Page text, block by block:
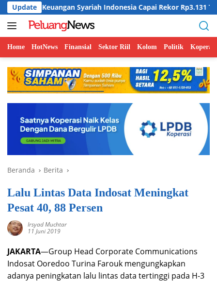
Langsung
ke
konten
UpdateSyariah Indonesia Capai Rekor Rp3.131 Triliun pada
Home HotNews Finansial Sektor Riil Kolom Politik Koperasi
Beranda Berita
Lalu Lintas Data Indosat Meningkat
Pesat 40, 88 Persen
Irsyad Muchtar
11 Juni 2019
JAKARTA—Group Head Corporate Communications
Indosat Ooredoo Turina Farouk mengungkapkan
adanya peningkatan lalu lintas data tertinggi pada H-3